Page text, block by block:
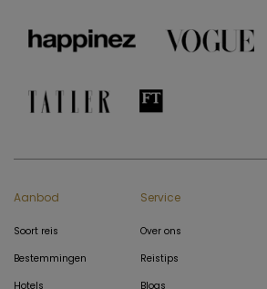
Aanbod
Soort reis
Bestemmingen
Hotels
Service
Over ons
Reistips
Blogs